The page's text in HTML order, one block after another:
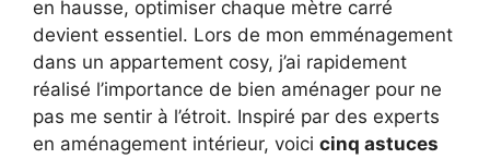
en hausse, optimiser chaque mètre carré
devient essentiel. Lors de mon emménagement
dans un appartement cosy, j’ai rapidement
réalisé l’importance de bien aménager pour ne
pas me sentir à l’étroit. Inspiré par des experts
en aménagement intérieur, voici cinq astuces